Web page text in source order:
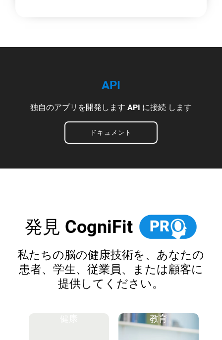
API
独自のアプリを開発します API に接続 します
ドキュメント
発見 CogniFit
私たちの脳の健康技術を、あなたの
患者、学生、従業員、または顧客に
提供してください。
教育